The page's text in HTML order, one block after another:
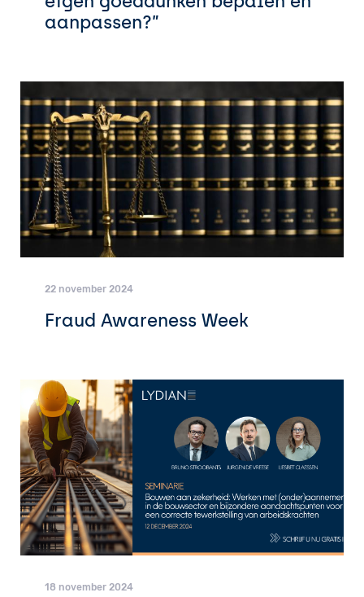
aanpassen?”
22 november 2024
Fraud Awareness Week
18 november 2024